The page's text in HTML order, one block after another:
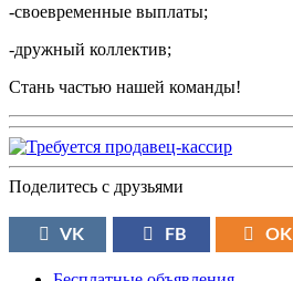
-своевременные выплаты;
-дружный коллектив;
Стань частью нашей команды!
Поделитесь с друзьями
VK FB OK